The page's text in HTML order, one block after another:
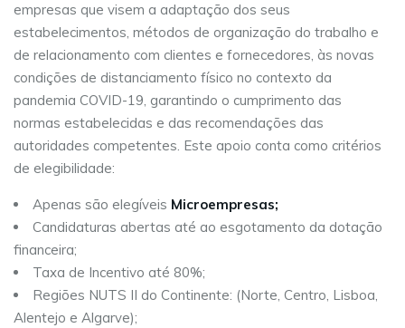
empresas que visem a adaptação dos seus
estabelecimentos, métodos de organização do trabalho e
de relacionamento com clientes e fornecedores, às novas
condições de distanciamento físico no contexto da
pandemia COVID-19, garantindo o cumprimento das
normas estabelecidas e das recomendações das
autoridades competentes. Este apoio conta como critérios
de elegibilidade:
Apenas são elegíveis Microempresas;
Candidaturas abertas até ao esgotamento da dotação
financeira;
Taxa de Incentivo até 80%;
Regiões NUTS II do Continente: (Norte, Centro, Lisboa,
Alentejo e Algarve);